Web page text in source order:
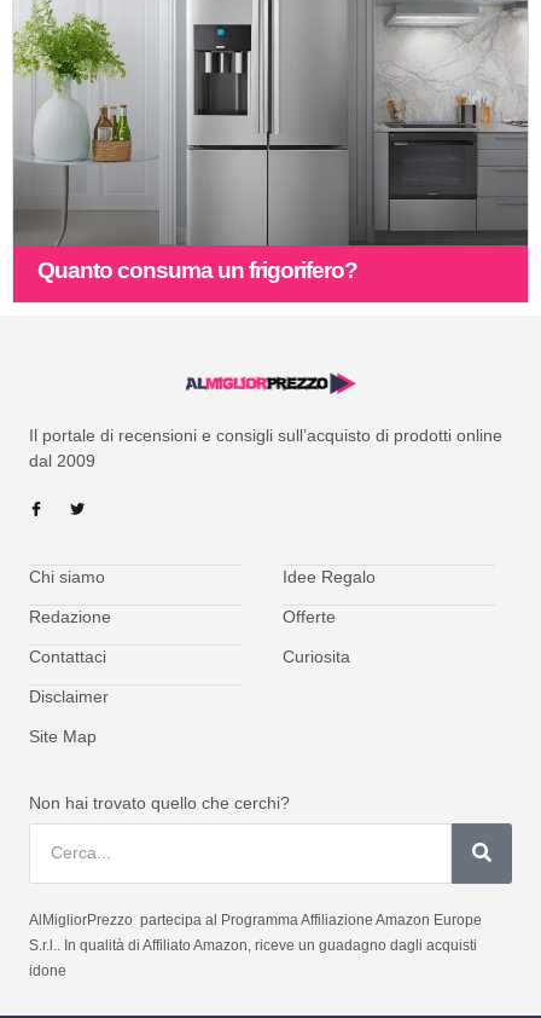
Quanto consuma un frigorifero?
Il portale di recensioni e consigli sull’acquisto di prodotti online
dal 2009
Chi siamo
Redazione
Contattaci
Disclaimer
Site Map
Idee Regalo
Offerte
Curiosita
Non hai trovato quello che cerchi?
AlMigliorPrezzo partecipa al Programma Affiliazione Amazon Europe
S.r.l.. In qualità di Affiliato Amazon, riceve un guadagno dagli acquisti
idone